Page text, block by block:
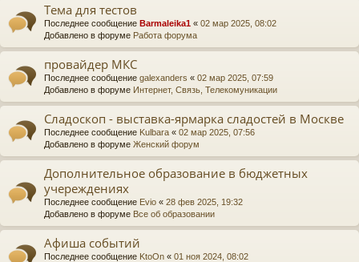
Тема для тестов
Последнее сообщение Barmaleika1 « 02 мар 2025, 08:02
Добавлено в форуме Работа форума
провайдер МКС
Последнее сообщение galexanders « 02 мар 2025, 07:59
Добавлено в форуме Интернет, Связь, Телекомуникации
Сладоскоп - выставка-ярмарка сладостей в Москве
Последнее сообщение Kulbara « 02 мар 2025, 07:56
Добавлено в форуме Женский форум
Дополнительное образование в бюджетных
учереждениях
Последнее сообщение Evio « 28 фев 2025, 19:32
Добавлено в форуме Все об образовании
Афиша событий
Последнее сообщение KtoOn « 01 ноя 2024, 08:02